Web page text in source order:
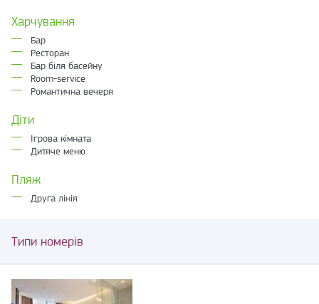
Харчування
Бар
Ресторан
Бар біля басейну
Room-service
Романтична вечеря
Діти
Ігрова кімната
Дитяче меню
Пляж
Друга лінія
Типи номерів